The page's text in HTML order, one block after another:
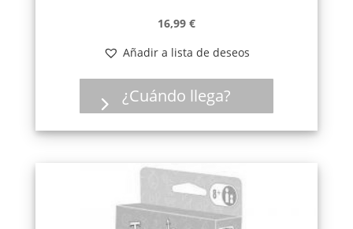
16,99 €
Añadir a lista de deseos
¿Cuándo llega?